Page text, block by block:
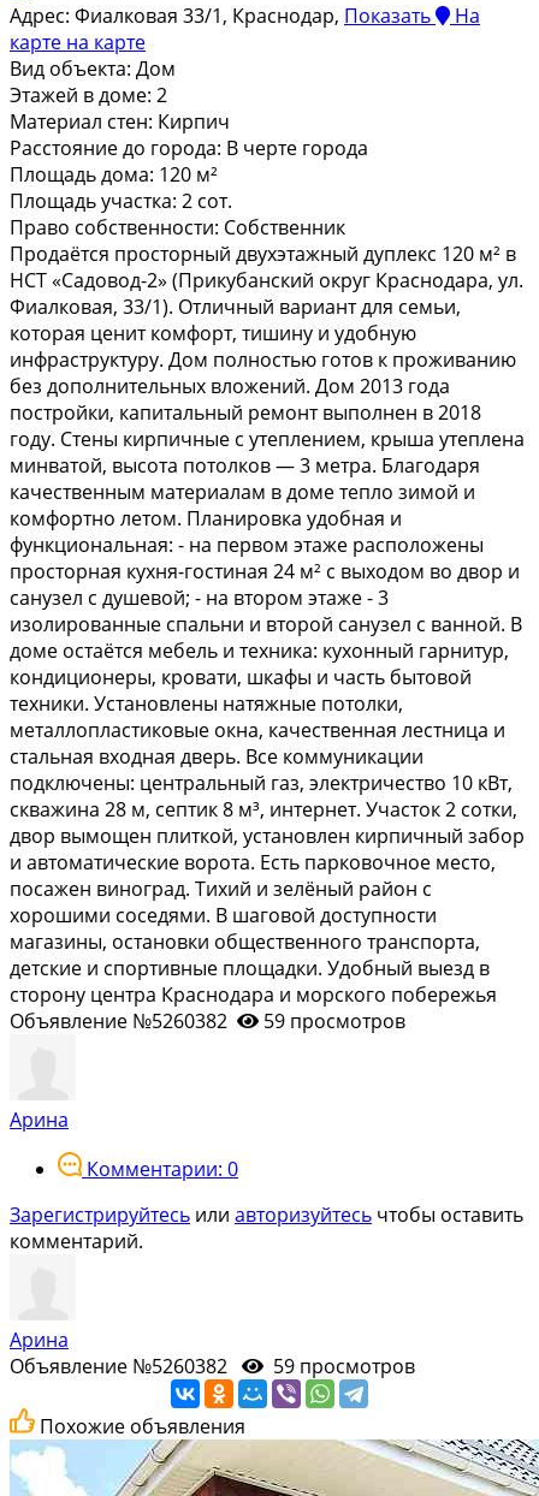
Адрес: Фиалковая 33/1, Краснодар, Показать
На
карте на карте
Вид объекта: Дом
Этажей в доме: 2
Материал стен: Кирпич
Расстояние до города: В черте города
Площадь дома: 120 м²
Площадь участка: 2 сот.
Право собственности: Собственник
Продаётся просторный двухэтажный дуплекс 120 м² в
НСТ «Садовод-2» (Прикубанский округ Краснодара, ул.
Фиалковая, 33/1). Отличный вариант для семьи,
которая ценит комфорт, тишину и удобную
инфраструктуру. Дом полностью готов к проживанию
без дополнительных вложений. Дом 2013 года
постройки, капитальный ремонт выполнен в 2018
году. Стены кирпичные с утеплением, крыша утеплена
минватой, высота потолков — 3 метра. Благодаря
качественным материалам в доме тепло зимой и
комфортно летом. Планировка удобная и
функциональная: - на первом этаже расположены
просторная кухня-гостиная 24 м² с выходом во двор и
санузел с душевой; - на втором этаже - 3
изолированные спальни и второй санузел с ванной. В
доме остаётся мебель и техника: кухонный гарнитур,
кондиционеры, кровати, шкафы и часть бытовой
техники. Установлены натяжные потолки,
металлопластиковые окна, качественная лестница и
стальная входная дверь. Все коммуникации
подключены: центральный газ, электричество 10 кВт,
скважина 28 м, септик 8 м³, интернет. Участок 2 сотки,
двор вымощен плиткой, установлен кирпичный забор
и автоматические ворота. Есть парковочное место,
посажен виноград. Тихий и зелёный район с
хорошими соседями. В шаговой доступности
магазины, остановки общественного транспорта,
детские и спортивные площадки. Удобный выезд в
сторону центра Краснодара и морского побережья
Объявление №5260382
59 просмотров
Арина
Комментарии: 0
Зарегистрируйтесь или авторизуйтесь чтобы оставить
комментарий.
Арина
Объявление №5260382
59 просмотров
Похожие объявления